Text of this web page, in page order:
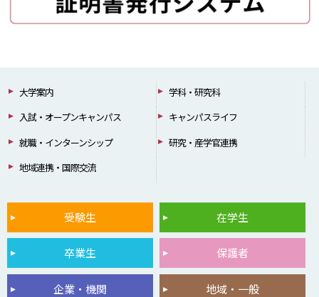
大学案内
学科・研究科
入試・オープンキャンパス
キャンパスライフ
就職・インターンシップ
研究・産学官連携
地域連携・国際交流
受験生 在学生
卒業生 保護者
企業・機関 地域・一般